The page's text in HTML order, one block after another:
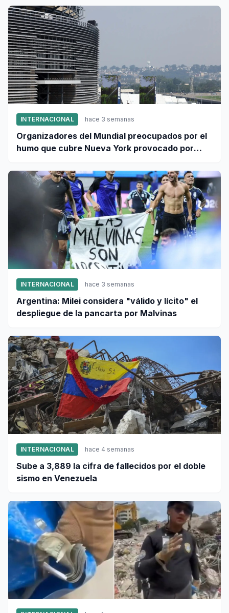
INTERNACIONAL hace 3 semanas
Organizadores del Mundial preocupados por el
humo que cubre Nueva York provocado por
INTERNACIONAL hace 3 semanas
Argentina: Milei considera "válido y lícito" el
despliegue de la pancarta por Malvinas
INTERNACIONAL hace 4 semanas
Sube a 3,889 la cifra de fallecidos por el doble
sismo en Venezuela